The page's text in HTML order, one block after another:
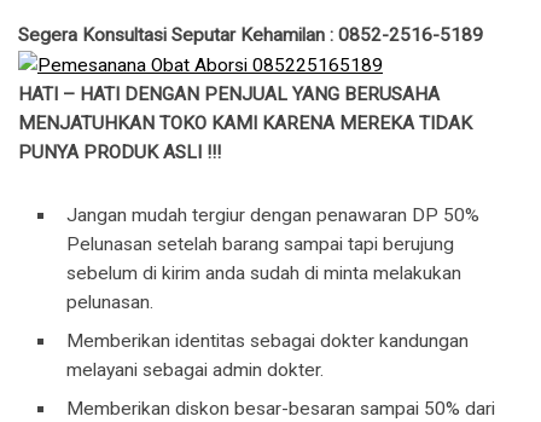
Segera Konsultasi Seputar Kehamilan : 0852-2516-5189
HATI – HATI DENGAN PENJUAL YANG BERUSAHA
MENJATUHKAN TOKO KAMI KARENA MEREKA TIDAK
PUNYA PRODUK ASLI !!!
Jangan mudah tergiur dengan penawaran DP 50%
Pelunasan setelah barang sampai tapi berujung
sebelum di kirim anda sudah di minta melakukan
pelunasan.
Memberikan identitas sebagai dokter kandungan
melayani sebagai admin dokter.
Memberikan diskon besar-besaran sampai 50% dari